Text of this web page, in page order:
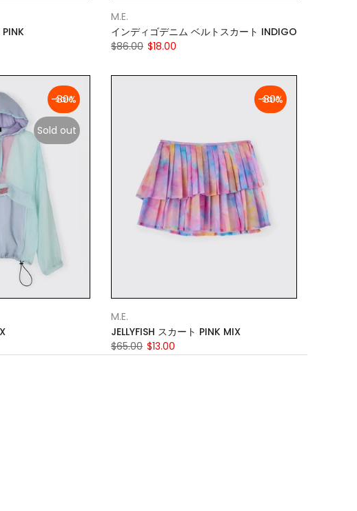
M.E.
インディゴデニム ベルトスカート INDIGO
$86.00 $18.00
-80%
Sold out
-80%
M.E.
JELLYFISH スカート PINK MIX
$65.00 $13.00